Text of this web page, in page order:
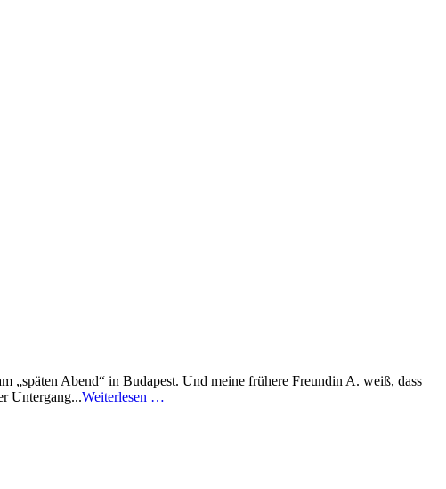
„späten Abend“ in Budapest. Und meine frühere Freundin A. weiß, dass
Untergang...Weiterlesen …